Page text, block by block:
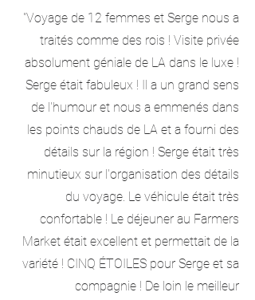
"Voyage de 12 femmes et Serge nous a
traités comme des rois ! Visite privée
absolument géniale de LA dans le luxe !
Serge était fabuleux ! Il a un grand sens
de l'humour et nous a emmenés dans
les points chauds de LA et a fourni des
détails sur la région ! Serge était très
minutieux sur l'organisation des détails
du voyage. Le véhicule était très
confortable ! Le déjeuner au Farmers
Market était excellent et permettait de la
variété ! CINQ ÉTOILES pour Serge et sa
compagnie ! De loin le meilleur